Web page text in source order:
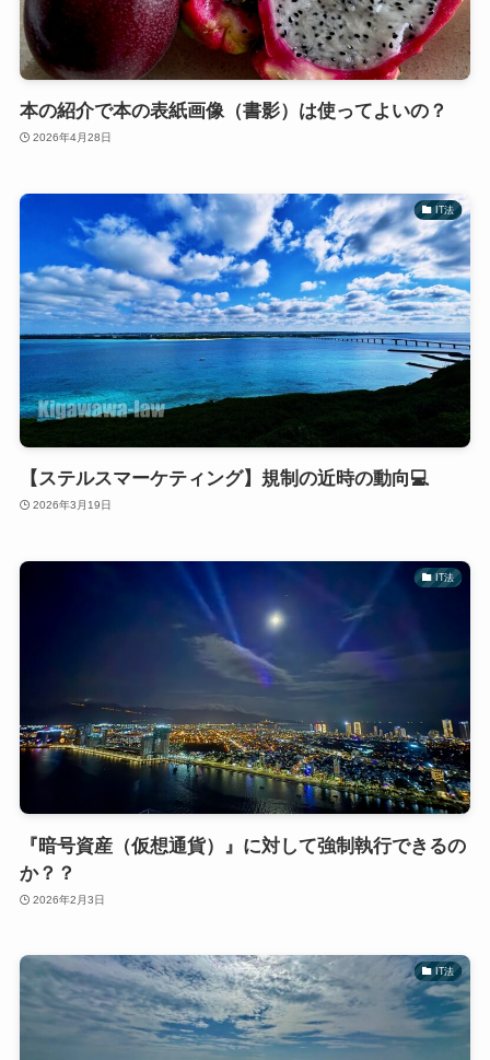
本の紹介で本の表紙画像（書影）は使ってよいの？
2026年4月28日
IT法
【ステルスマーケティング】規制の近時の動向💻
2026年3月19日
IT法
『暗号資産（仮想通貨）』に対して強制執行できるの
か？？
2026年2月3日
IT法